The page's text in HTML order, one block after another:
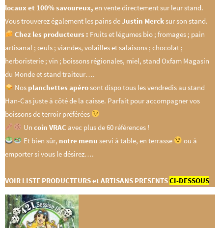
locaux et 100% savoureux, en vente directement sur leur stand.
Vous trouverez également les pains de Justin Mercksur son stand.
Chez les producteurs : Fruits et légumes bio ; fromages ; pain
artisanal ; œufs ; viandes, volailles et salaisons ; chocolat ;
herboristerie ; vin ; boissons régionales, miel, stand Oxfam Magasin
du Monde et stand traiteur….
Nos planchettes apérosont dispo tous les vendredis au stand
Han-Cas juste à côté de la caisse. Parfait pour accompagner vos
boissons de terroir préférées
Un coin VRAC avec plus de 60 références !
Et bien sûr, notre menu servi à table, en terrasse
ou à
emporter si vous le désirez….
VOIR LISTE PRODUCTEURS et ARTISANS PRESENTSCI-DESSOUS